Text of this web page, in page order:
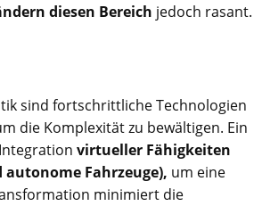
diesen Bereich jedoch rasant.
sind fortschrittliche Technologien
die Komplexität zu bewältigen. Ein
virtueller Fähigkeiten
Fahrzeuge), um eine
minimiert die